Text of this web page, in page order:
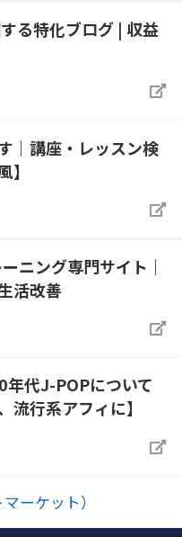
る特化ブログ | 収益
｜講座・レッスン検
ニング専門サイト｜
活改善
代J-POPについて
流行系アフィに】
ーケット）